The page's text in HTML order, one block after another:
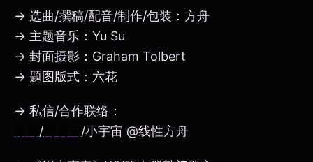
→ 选曲/撰稿/配音/制作/包装：方舟
→ 主题音乐：Yu Su
→ 封面摄影：Graham Tolbert
→ 题图版式：六花
→ 私信/合作联络：
/ /小宇宙 @线性方舟